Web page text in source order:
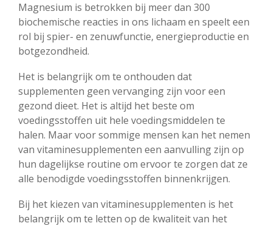
Magnesium is betrokken bij meer dan 300
biochemische reacties in ons lichaam en speelt een
rol bij spier- en zenuwfunctie, energieproductie en
botgezondheid.
Het is belangrijk om te onthouden dat
supplementen geen vervanging zijn voor een
gezond dieet. Het is altijd het beste om
voedingsstoffen uit hele voedingsmiddelen te
halen. Maar voor sommige mensen kan het nemen
van vitaminesupplementen een aanvulling zijn op
hun dagelijkse routine om ervoor te zorgen dat ze
alle benodigde voedingsstoffen binnenkrijgen.
Bij het kiezen van vitaminesupplementen is het
belangrijk om te letten op de kwaliteit van het